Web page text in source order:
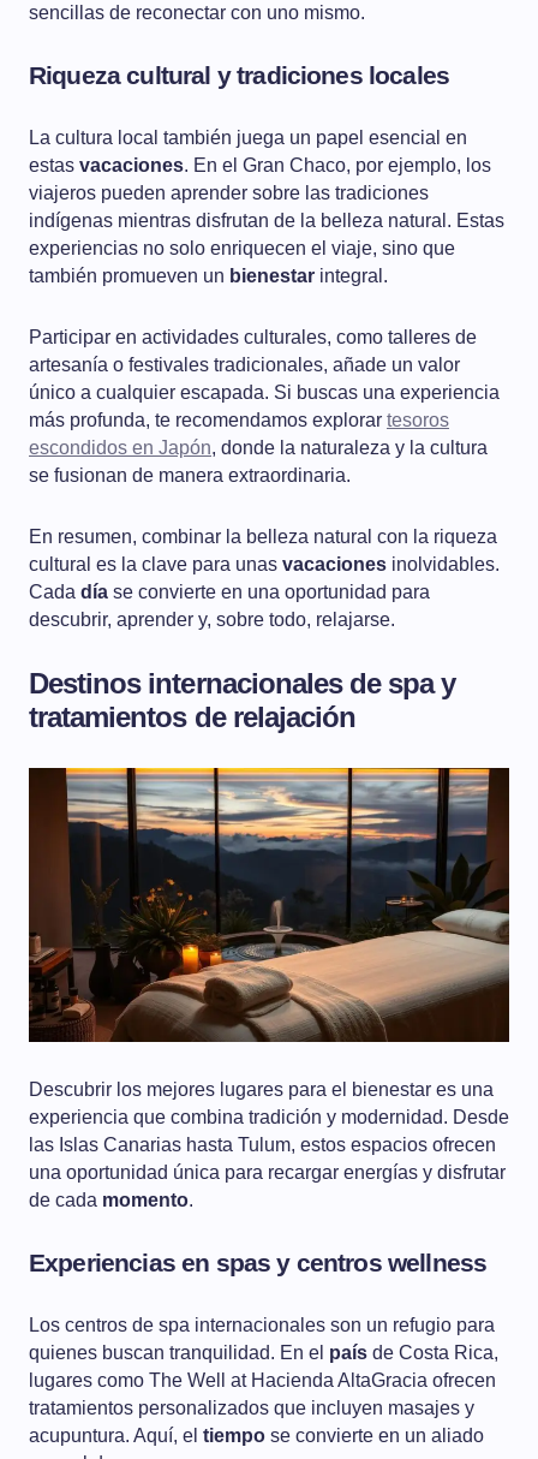
sencillas de reconectar con uno mismo.
Riqueza cultural y tradiciones locales
La cultura local también juega un papel esencial en
estas vacaciones. En el Gran Chaco, por ejemplo, los
viajeros pueden aprender sobre las tradiciones
indígenas mientras disfrutan de la belleza natural. Estas
experiencias no solo enriquecen el viaje, sino que
también promueven un bienestar integral.
Participar en actividades culturales, como talleres de
artesanía o festivales tradicionales, añade un valor
único a cualquier escapada. Si buscas una experiencia
más profunda, te recomendamos explorar tesoros
escondidos en Japón, donde la naturaleza y la cultura
se fusionan de manera extraordinaria.
En resumen, combinar la belleza natural con la riqueza
cultural es la clave para unas vacaciones inolvidables.
Cada día se convierte en una oportunidad para
descubrir, aprender y, sobre todo, relajarse.
Destinos internacionales de spa y
tratamientos de relajación
Descubrir los mejores lugares para el bienestar es una
experiencia que combina tradición y modernidad. Desde
las Islas Canarias hasta Tulum, estos espacios ofrecen
una oportunidad única para recargar energías y disfrutar
de cada momento.
Experiencias en spas y centros wellness
Los centros de spa internacionales son un refugio para
quienes buscan tranquilidad. En el país de Costa Rica,
lugares como The Well at Hacienda AltaGracia ofrecen
tratamientos personalizados que incluyen masajes y
acupuntura. Aquí, el tiempo se convierte en un aliado